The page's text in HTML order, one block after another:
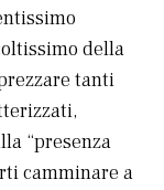
della
tanti
“presenza
camminare a